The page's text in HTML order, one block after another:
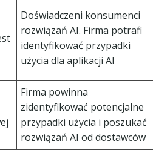
Doświadczeni konsumenci
rozwiązań AI. Firma potrafi
identyfikować przypadki
użycia dla aplikacji AI
Firma powinna
zidentyfikować potencjalne
przypadki użycia i poszukać
rozwiązań AI od dostawców